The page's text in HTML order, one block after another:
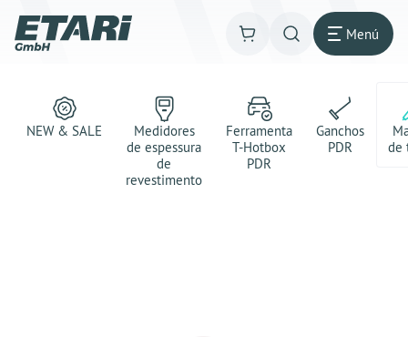
Menú
NEW & SALE
Medidores
de espessura
de
revestimento
Ferramenta
T-Hotbox
PDR
Ganchos
PDR
de